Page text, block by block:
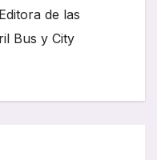
de las
Bus y City